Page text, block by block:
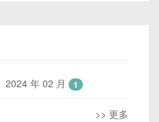
2024 年 02 月 1
>> 更多